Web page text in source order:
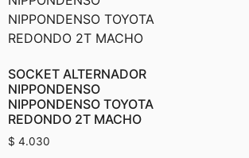
SOCKET ALTERNADOR
NIPPONDENSO
NIPPONDENSO TOYOTA
REDONDO 2T MACHO
$ 4.030